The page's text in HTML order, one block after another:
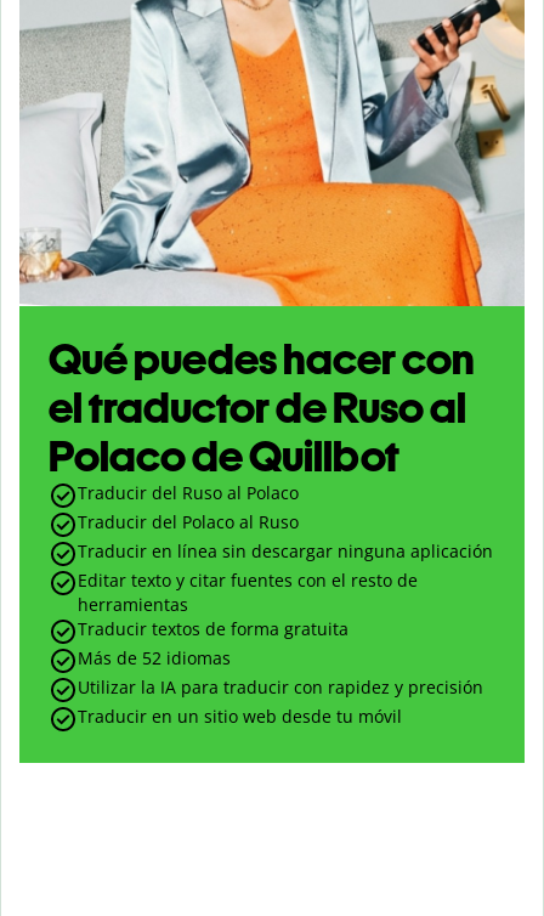
Qué puedes hacer con
el traductor de Ruso al
Polaco de Quillbot
Traducir del Ruso al Polaco
Traducir del Polaco al Ruso
Traducir en línea sin descargar ninguna aplicación
Editar texto y citar fuentes con el resto de
herramientas
Traducir textos de forma gratuita
Más de 52 idiomas
Utilizar la IA para traducir con rapidez y precisión
Traducir en un sitio web desde tu móvil